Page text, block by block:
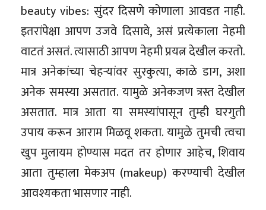
beauty vibes: सुंदर दिसणे कोणाला आवडत नाही.
इतरांपेक्षा आपण उजवे दिसावे, असं प्रत्येकाला नेहमी
वाटतं असतं. त्यासाठी आपण नेहमी प्रयत्न देखील करतो.
मात्र अनेकांच्या चेहऱ्यांवर सुरकुत्या, काळे डाग, अशा
अनेक समस्या असतात. यामुळे अनेकजण त्रस्त देखील
असतात. मात्र आता या समस्यांपासून तुम्ही घरगुती
उपाय करून आराम मिळवू शकता. यामुळे तुमची त्वचा
खुप मुलायम होण्यास मदत तर होणार आहेच, शिवाय
आता तुम्हाला मेकअप (makeup) करण्याची देखील
आवश्यकता भासणार नाही.